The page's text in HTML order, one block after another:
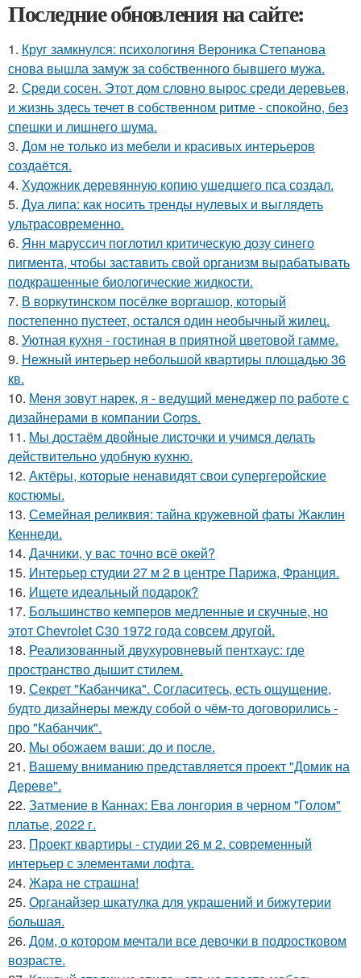
Последние обновления на сайте:
1. Круг замкнулся: психологиня Вероника Степанова
снова вышла замуж за собственного бывшего мужа.
2. Среди сосен. Этот дом словно вырос среди деревьев,
и жизнь здесь течет в собственном ритме - спокойно, без
спешки и лишнего шума.
3. Дом не только из мебели и красивых интерьеров
создаётся.
4. Художник деревянную копию ушедшего пса создал.
5. Дуа липа: как носить тренды нулевых и выглядеть
ультрасовременно.
6. Янн маруссич поглотил критическую дозу синего
пигмента, чтобы заставить свой организм вырабатывать
подкрашенные биологические жидкости.
7. В воркутинском посёлке воргашор, который
постепенно пустеет, остался один необычный жилец.
8. Уютная кухня - гостиная в приятной цветовой гамме.
9. Нежный интерьер небольшой квартиры площадью 36
кв.
10. Меня зовут нарек, я - ведущий менеджер по работе с
дизайнерами в компании Corps.
11. Мы достаём двойные листочки и учимся делать
действительно удобную кухню.
12. Актёры, которые ненавидят свои супергеройские
костюмы.
13. Семейная реликвия: тайна кружевной фаты Жаклин
Кеннеди.
14. Дачники, у вас точно всё окей?
15. Интерьер студии 27 м 2 в центре Парижа, Франция.
16. Ищете идеальный подарок?
17. Большинство кемперов медленные и скучные, но
этот Chevrolet C30 1972 года совсем другой.
18. Реализованный двухуровневый пентхаус: где
пространство дышит стилем.
19. Секрет "Кабанчика". Согласитесь, есть ощущение,
будто дизайнеры между собой о чём-то договорились -
про "Кабанчик".
20. Мы обожаем ваши: до и после.
21. Вашему вниманию представляется проект "Домик на
Дереве".
22. Затмение в Каннах: Ева лонгория в черном "Голом"
платье, 2022 г.
23. Проект квартиры - студии 26 м 2. современный
интерьер с элементами лофта.
24. Жара не страшна!
25. Органайзер шкатулка для украшений и бижутерии
большая.
26. Дом, о котором мечтали все девочки в подростковом
возрасте.